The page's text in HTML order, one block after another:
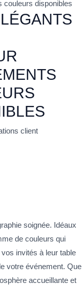
couleurs disponibles
client
soignée. Idéaux
de couleurs qui
invités à leur table
votre événement. Que
accueillante et